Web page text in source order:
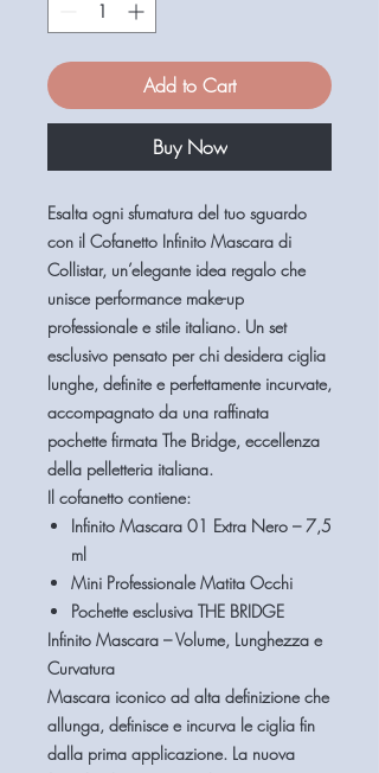
Add to Cart
Buy Now
Esalta ogni sfumatura del tuo sguardo
con il Cofanetto Infinito Mascara di
Collistar, un’elegante idea regalo che
unisce performance make-up
professionale e stile italiano. Un set
esclusivo pensato per chi desidera ciglia
lunghe, definite e perfettamente incurvate,
accompagnato da una raffinata
pochette firmata The Bridge, eccellenza
della pelletteria italiana.
Il cofanetto contiene:
Infinito Mascara 01 Extra Nero – 7,5
ml
Mini Professionale Matita Occhi
Pochette esclusiva THE BRIDGE
Infinito Mascara – Volume, Lunghezza e
Curvatura
Mascara iconico ad alta definizione che
allunga, definisce e incurva le ciglia fin
dalla prima applicazione. La nuova